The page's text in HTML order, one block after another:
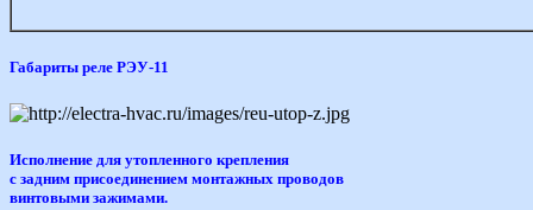
Габариты реле РЭУ-11
Исполнение для утопленного крепления
с задним присоединением монтажных проводов
винтовыми зажимами.